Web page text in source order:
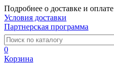
Подробнее о доставке и оплате
Условия доставки
Партнерская программа
0
Корзина